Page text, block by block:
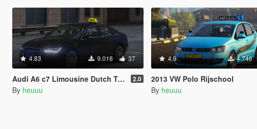
4.83 9.018 37
Audi A6 c7 Limousine Dutch Taxi 2.0
By heuuu
4.9 4.746
2013 VW Polo Rijschool
By heuuu